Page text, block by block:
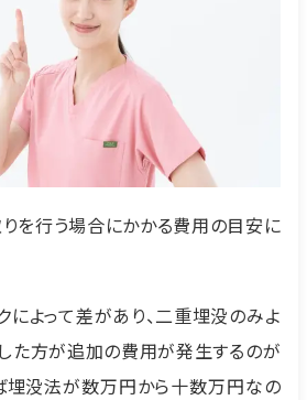
を行う場合にかかる費用の目安に
によって差があり、二重埋没のみよ
た方が追加の費用が発生するのが
埋没法が数万円から十数万円なの